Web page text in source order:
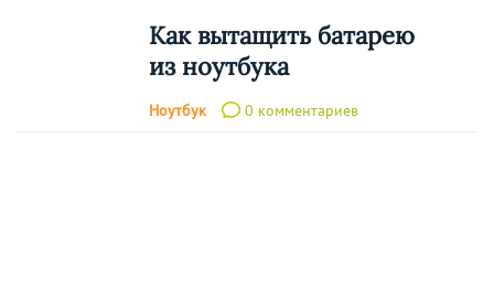
Как вытащить батарею
из ноутбука
Ноутбук 0 комментариев